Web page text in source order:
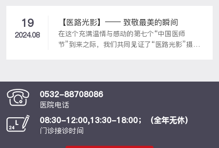
齿和如何正确有效地刷牙，并为小朋友们进行免
费口腔检查。儿童因为年幼并没有太多自我保护
意识，很容易患龋齿等儿童牙齿疾病，而许多家
识。儿童牙齿疾病不单单是口腔问题，也很容易
引发其他疾病。常见的儿童牙齿疾病都有哪些...
19
2024.08
【医路光影】—— 致敬最美的瞬间
在这个充满温情与感动的第七个“中国医师
节”到来之际，我们共同见证了“医路光影”摄影
在，让我们一起回顾这次难忘的活动。
0532-88708086
医院电话
08:30-12:00,13:30-18:00；（全年无休）
门诊接诊时间